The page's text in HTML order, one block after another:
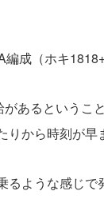
成（ホキ
あるというこ
から時刻が早
ような感じで